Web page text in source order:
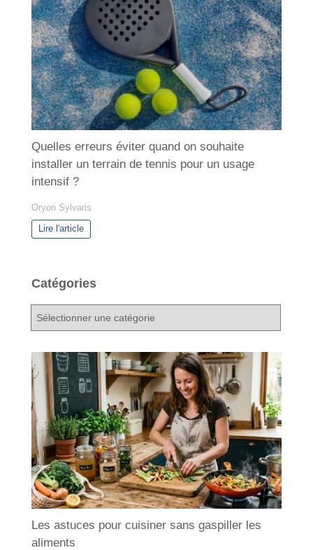
Quelles erreurs éviter quand on souhaite
installer un terrain de tennis pour un usage
intensif ?
Oryon Sylvaris
Lire l'article
Catégories
t
é
g
o
r
i
e
s
Les astuces pour cuisiner sans gaspiller les
aliments